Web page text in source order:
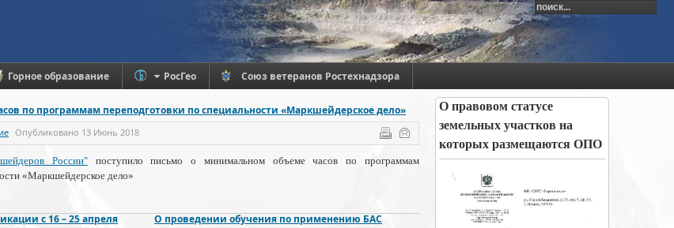
Горное образование РосГео Союз ветеранов Ростехнадзора
по программам переподготовки по специальности «Маркшейдерское дело»
Опубликовано 13 Июнь 2018
России"поступило письмо о минимальном объеме часов по программам
«Маркшейдерское дело»
с 16 – 25 апреля
О проведении обучения по применению БАС
О правовом статусе
земельных участков на
которых размещаются ОПО